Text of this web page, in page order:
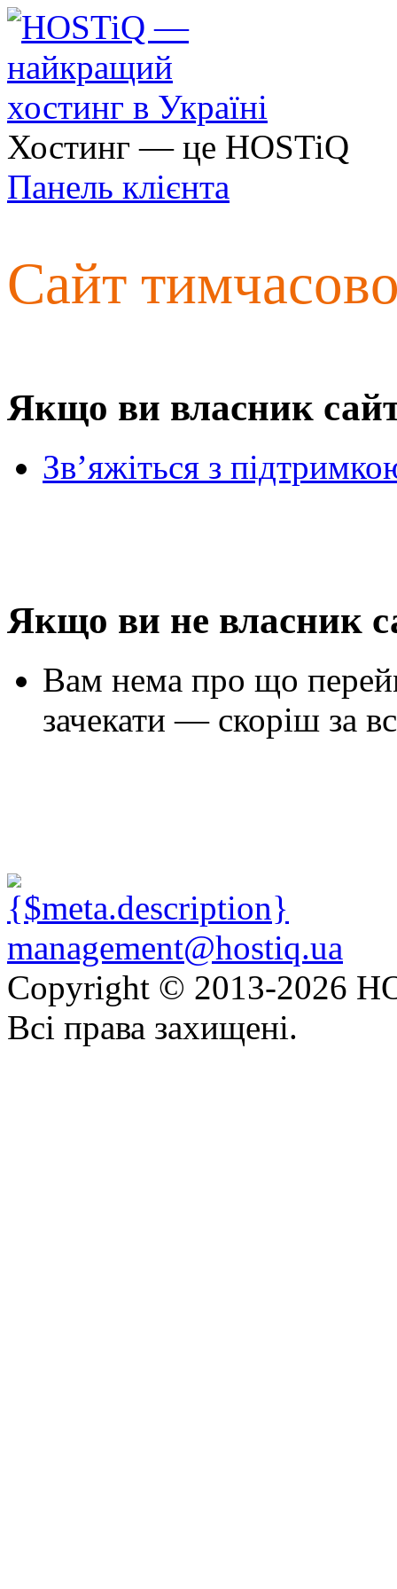
Хостинг — це HOSTiQ
Панель клієнта
Сайт
Якщо ви власник
Зв’яжіться з
Якщо ви не власник
Вам нема про що
зачекати — скоріш за
management@hostiq.ua
Copyright © 2013-2026
Всі права захищені.